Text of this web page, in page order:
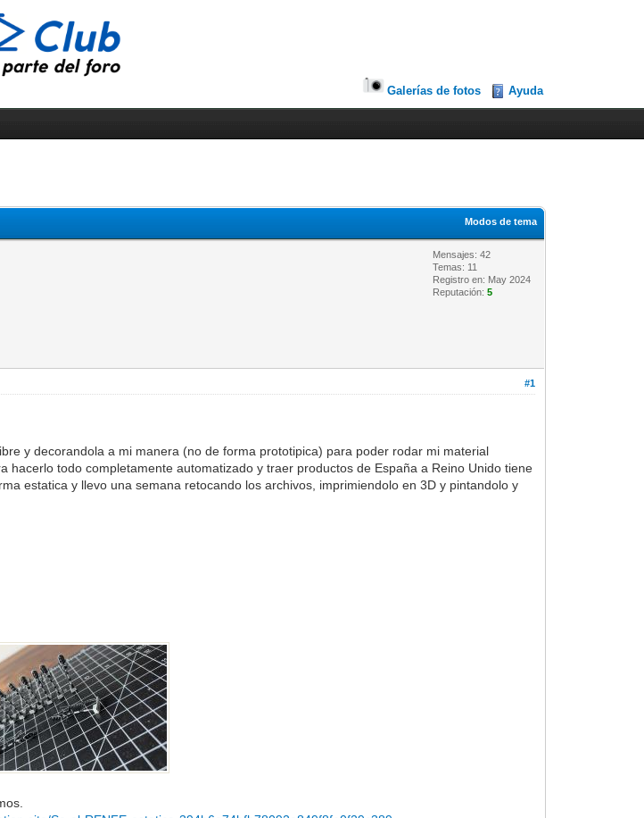
Galerías de fotos Ayuda
Modos de tema
Mensajes: 42
Temas: 11
Registro en: May 2024
Reputación:5
#1
y decorandola a mi manera (no de forma prototipica) para poder rodar mi material
hacerlo todo completamente automatizado y traer productos de España a Reino Unido tiene
estatica y llevo una semana retocando los archivos, imprimiendolo en 3D y pintandolo y